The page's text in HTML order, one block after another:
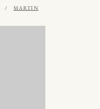
AV
MARTIN